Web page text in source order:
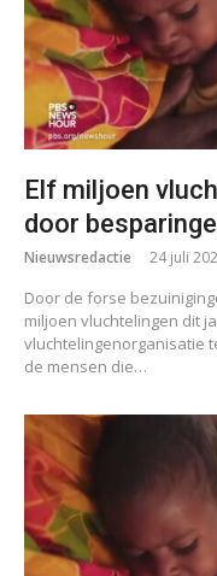
Elf miljoen
door
Nieuwsredactie 24 juli
Door de forse
miljoen vluchtelingen dit
vluchtelingenorganisatie
de mensen die…